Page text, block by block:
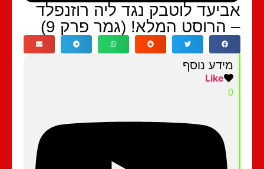
לוטבק נגד ליה רוזנפלד
הרוסט המלא! (גמר פרק 9)
מידע נוסף